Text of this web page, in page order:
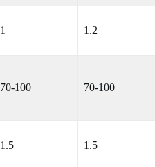
1 1.2
70-100 70-100
1.5 1.5